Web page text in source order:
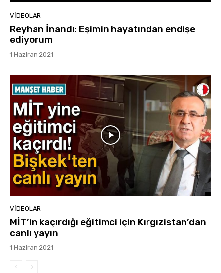
VIDEOLAR
Reyhan İnandı: Eşimin hayatından endişe
ediyorum
1 Haziran 2021
VIDEOLAR
MİT’in kaçırdığı eğitimci için Kırgızistan’dan
canlı yayın
1 Haziran 2021